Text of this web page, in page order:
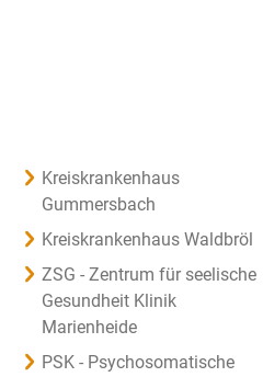
Kreiskrankenhaus
Gummersbach
Kreiskrankenhaus Waldbröl
ZSG - Zentrum für seelische
Gesundheit Klinik
Marienheide
PSK - Psychosomatische